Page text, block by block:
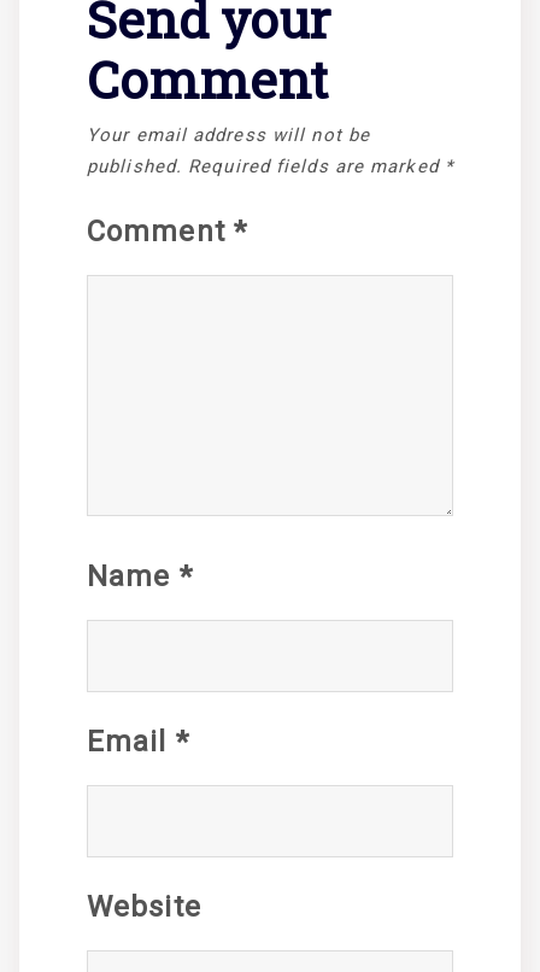
Send your
Comment
Your email address will not be
published. Required fields are marked *
Comment *
Name *
Email *
Website